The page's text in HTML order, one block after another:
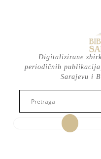
Digitalizirane
periodičnih
Sarajevu i